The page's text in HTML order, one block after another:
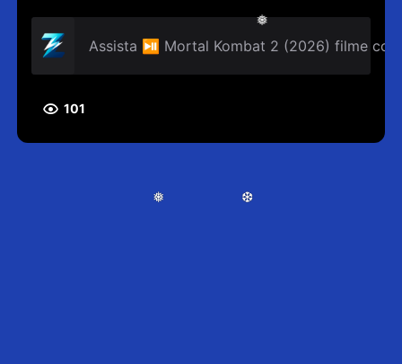
❅
❅
❆
Assista ⏯ Mortal Kombat 2 (2026) filme
101